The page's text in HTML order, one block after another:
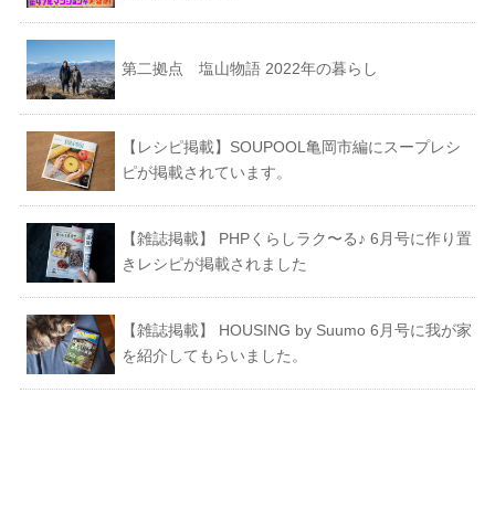
第二拠点 塩山物語 2022年の暮らし
【レシピ掲載】SOUPOOL亀岡市編にスープレシ
ピが掲載されています。
【雑誌掲載】 PHPくらしラク〜る♪ 6月号に作り置
きレシピが掲載されました
【雑誌掲載】 HOUSING by Suumo 6月号に我が家
を紹介してもらいました。